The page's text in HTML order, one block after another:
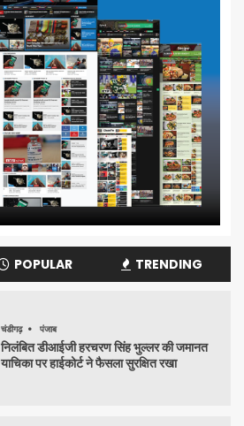
POPULAR TRENDING
चंडीगढ़ पंजाब
निलंबित डीआईजी हरचरण सिंह भुल्लर की जमानत
याचिका पर हाईकोर्ट ने फैसला सुरक्षित रखा